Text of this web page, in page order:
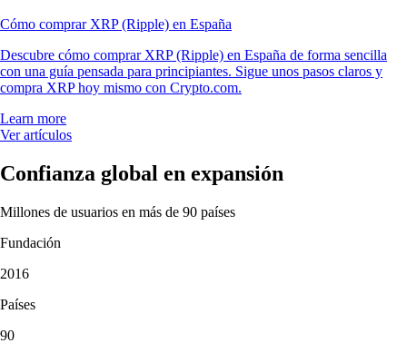
Cómo comprar XRP (Ripple) en España
Descubre cómo comprar XRP (Ripple) en España de forma sencilla
con una guía pensada para principiantes. Sigue unos pasos claros y
compra XRP hoy mismo con Crypto.com.
Learn more
Ver artículos
Confianza global en expansión
Millones de usuarios en más de 90 países
Fundación
2016
Países
90